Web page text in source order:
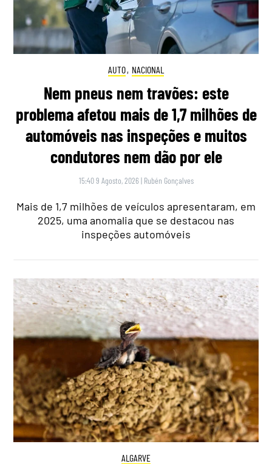
AUTO, NACIONAL
Nem pneus nem travões: este
problema afetou mais de 1,7 milhões de
automóveis nas inspeções e muitos
condutores nem dão por ele
15:40 9 Agosto, 2026 | Rubén Gonçalves
Mais de 1,7 milhões de veículos apresentaram, em
2025, uma anomalia que se destacou nas
inspeções automóveis
ALGARVE